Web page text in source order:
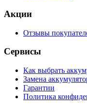
Акции
Отзывы
Сервисы
Как выбрать
Замена
Гарантии
Политика